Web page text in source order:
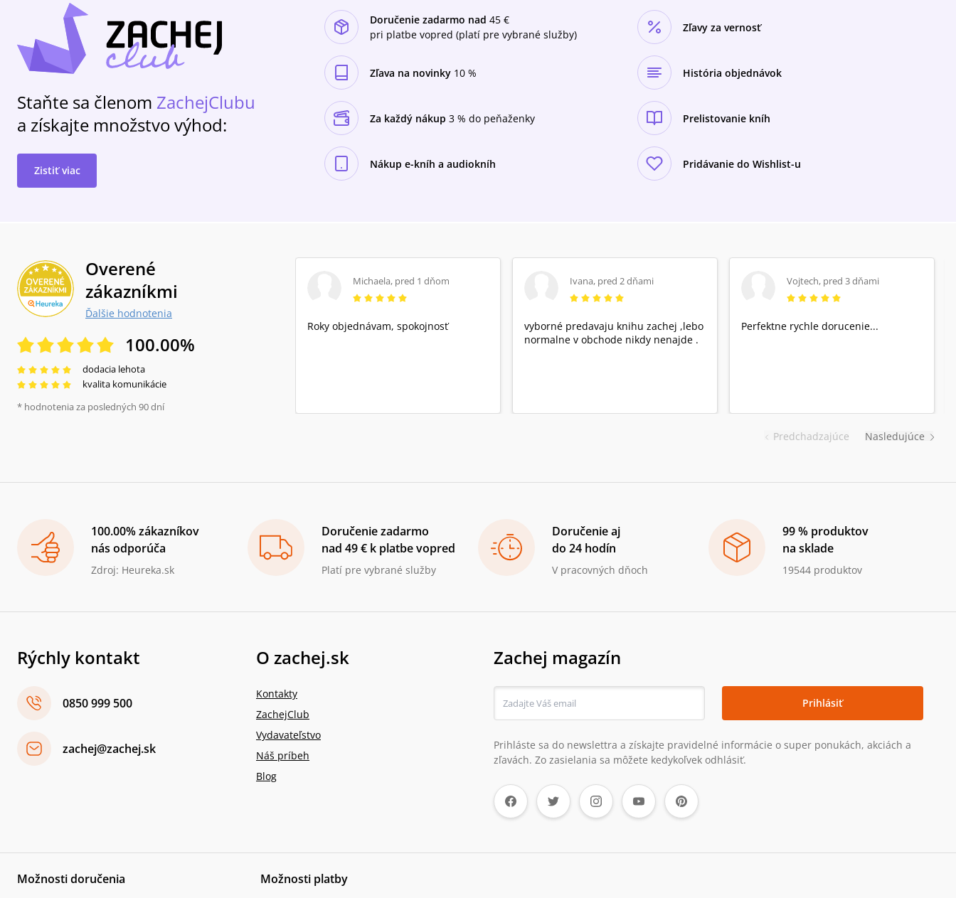
Staňte sa členom ZachejClubu
a získajte množstvo výhod:
Zistiť viac
Doručenie zadarmo nad 45 €
pri platbe vopred (platí pre vybrané služby)
Zľavy za vernosť
Zľava na novinky 10 % História objednávok
Za každý nákup 3 % do peňaženky Prelistovanie kníh
Nákup e-kníh a audiokníh Pridávanie do Wishlist-u
Overené
zákazníkmi
Ďalšie hodnotenia
100.00%
dodacia lehota
kvalita komunikácie
* hodnotenia za posledných 90 dní
Predchadzajúce
Michaela, pred 1 dňom
Roky objednávam, spokojnosť
Ivana, pred 2 dňami
vyborné predavaju knihu zachej ,lebo
normalne v obchode nikdy nenajde .
Vojtech, pred 3 dňami
Perfektne rychle dorucenie...
Nasledujúce
100.00% zákazníkov
nás odporúča
Zdroj: Heureka.sk
Doručenie zadarmo
nad 49 € k platbe vopred
Platí pre vybrané služby
Doručenie aj
do 24 hodín
V pracovných dňoch
99 % produktov
na sklade
19544 produktov
Rýchly kontakt
0850 999 500
zachej@zachej.sk
O zachej.sk
Kontakty
ZachejClub
Vydavateľstvo
Náš príbeh
Blog
Zachej magazín
Prihlásiť
Prihláste sa do newslettra a získajte pravidelné informácie o super ponukách, akciách a
zľavách. Zo zasielania sa môžete kedykoľvek odhlásiť.
Možnosti doručenia Možnosti platby